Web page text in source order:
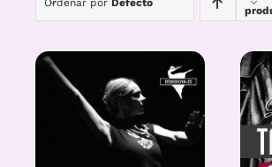
Ordenar por Defecto